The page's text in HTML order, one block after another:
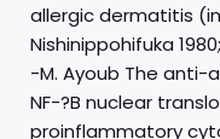
allergic dermatitis
Nishinippohifuka
-M. Ayoub The anti-
NF-?B nuclear
proinflammatory